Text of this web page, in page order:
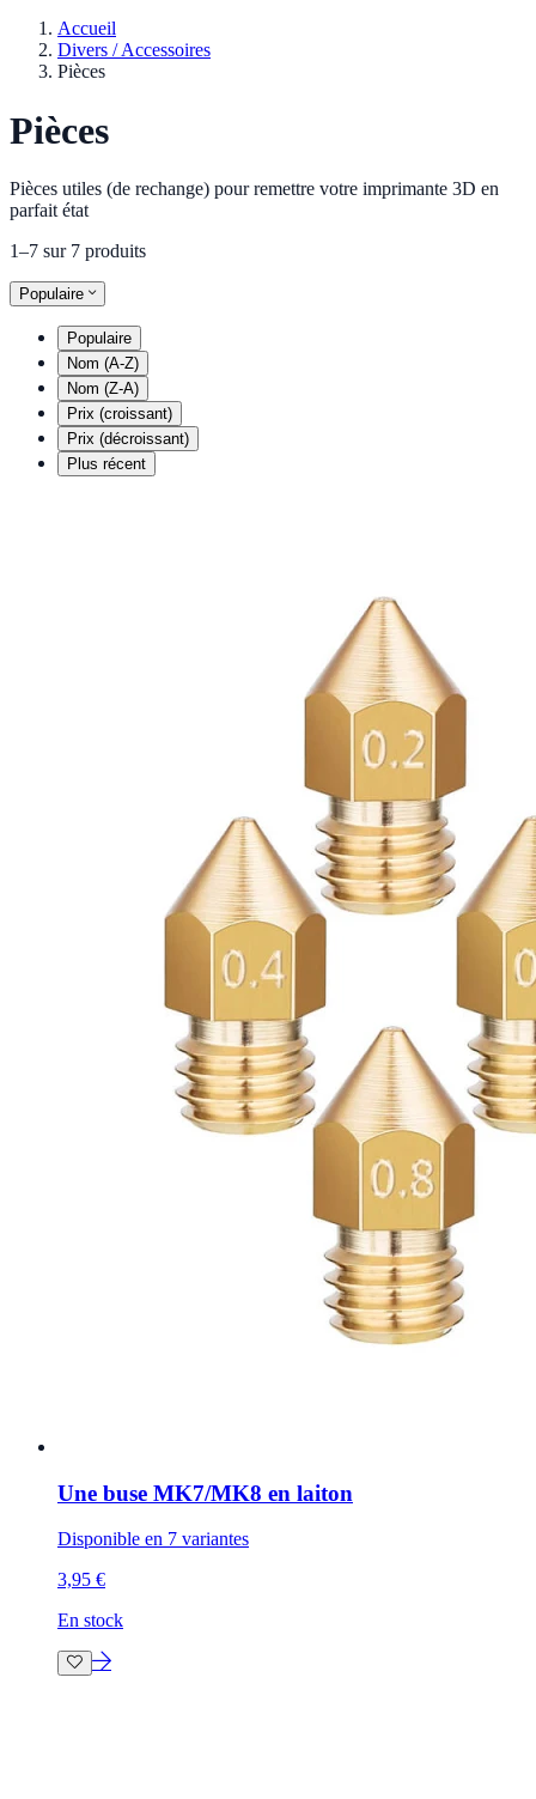
Accueil
Divers / Accessoires
Pièces
Pièces
Pièces utiles (de rechange) pour remettre votre imprimante 3D en
parfait état
1–7 sur 7 produits
Populaire
Populaire
Nom (A-Z)
Nom (Z-A)
Prix (croissant)
Prix (décroissant)
Plus récent
Une buse MK7/MK8 en laiton
Disponible en 7 variantes
3,95 €
En stock